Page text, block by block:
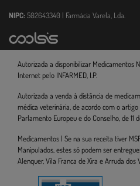
NIPC: 502643340 | Farmácia Varela, Lda.
Autorizada a disponibilizar Medicamentos
Internet pelo INFARMED, I.P.
Autorizada a venda à distância de
médica veterinária, de acordo com o
Parlamento Europeu e do Conselho, de 11
Medicamentos | Se na sua receita tiver
Manipulados, estes só podem ser
Alenquer, Vila Franca de Xira e Arruda dos